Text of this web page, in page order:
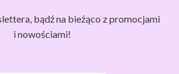
bądź na bieżąco z promocjami
i nowościami!